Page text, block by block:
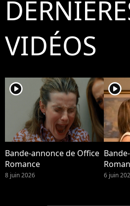
VIDÉOS
player2
Bande-annonce de Office
Romance
8 juin 2026
player2
6 juin